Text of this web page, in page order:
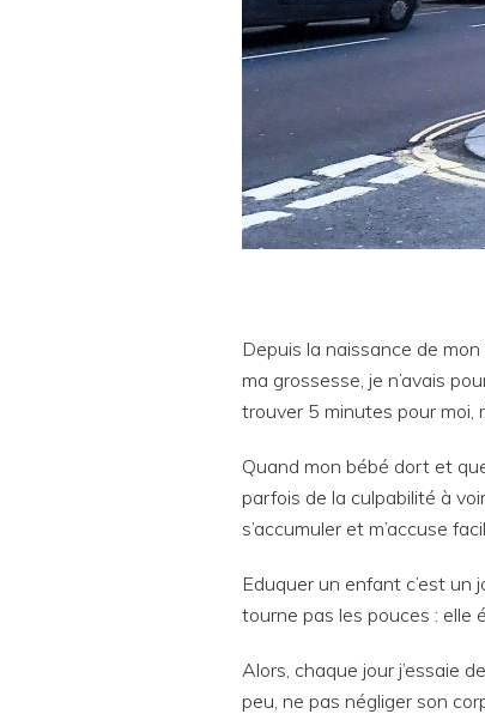
Depuis la naissance de
ma grossesse, je n’avais
trouver 5 minutes pour moi,
Quand mon bébé dort et
parfois de la culpabilité à
s’accumuler et m’accuse
Eduquer un enfant c’est un
tourne pas les pouces : elle
Alors, chaque jour j’essaie
peu, ne pas négliger son